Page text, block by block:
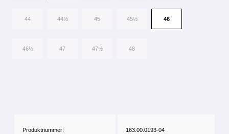
44 44½ 45 45½ 46
46½ 47 47½ 48
Produktnummer: 163.00.0193-04